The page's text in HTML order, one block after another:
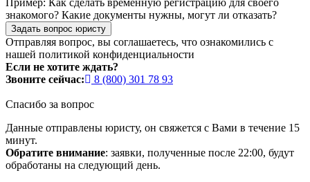
Пример: Как сделать временную регистрацию для своего
знакомого? Какие документы нужны, могут ли отказать?
Задать вопрос юристу
Отправляя вопрос, вы соглашаетесь, что ознакомились с
нашей политикой конфиденциальности
Если не хотите ждать?
Звоните сейчас:
8 (800) 301 78 93
Спасибо за вопрос
Данные отправлены юристу, он свяжется с Вами в течение 15
минут.
Обратите внимание: заявки, полученные после 22:00, будут
обработаны на следующий день.